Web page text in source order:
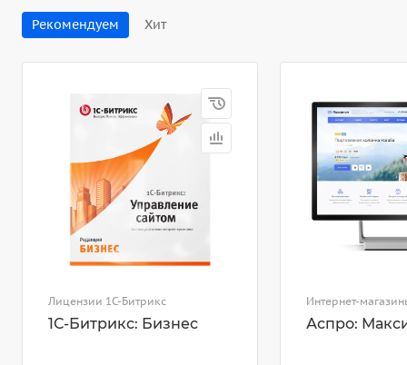
Рекомендуем Хит
Лицензии 1С-Битрикс
1С-Битрикс: Бизнес
Интернет-
Аспро: